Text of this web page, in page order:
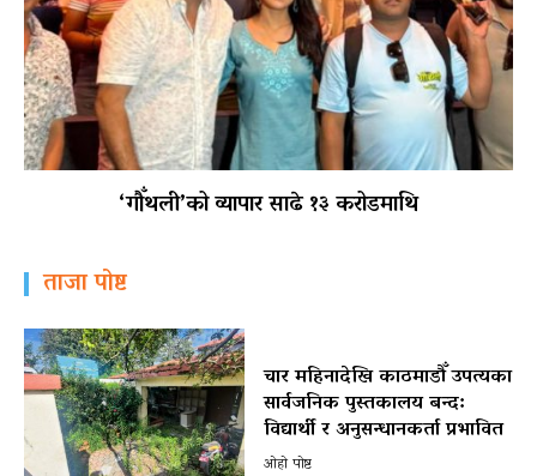
‘गौँथली’को व्यापार साढे १३ करोडमाथि
ताजा पोष्ट
चार महिनादेखि काठमाडौँ उपत्यका
सार्वजनिक पुस्तकालय बन्द:
विद्यार्थी र अनुसन्धानकर्ता प्रभावित
ओहो पोष्ट